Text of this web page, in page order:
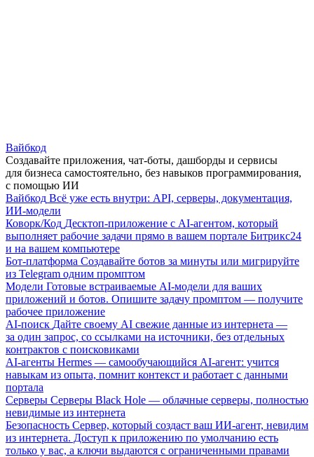
Вайбкод
Создавайте приложения, чат-боты, дашборды и сервисы
для бизнеса самостоятельно, без навыков программирования,
с помощью ИИ
Вайбкод Всё уже есть внутри: API, серверы, документация,
ИИ-модели
Коворк/Код Десктоп-приложение с AI-агентом, который
выполняет рабочие задачи прямо в вашем портале Битрикс24
и на вашем компьютере
Бот-платформа Создавайте ботов за минуты или мигрируйте
из Telegram одним промптом
Модели Готовые встраиваемые AI-модели для ваших
приложений и ботов. Опишите задачу промптом — получите
рабочее приложение
AI-поиск Дайте своему AI свежие данные из интернета —
за один запрос, со ссылками на источники, без отдельных
контрактов с поисковиками
AI-агенты Hermes — самообучающийся AI-агент: учится
навыкам из опыта, помнит контекст и работает с данными
портала
Серверы Серверы Black Hole — облачные серверы, полностью
невидимые из интернета
Безопасность Сервер, который создаст ваш ИИ-агент, невидим
из интернета. Доступ к приложению по умолчанию есть
только у вас, а ключи выдаются с ограниченными правами